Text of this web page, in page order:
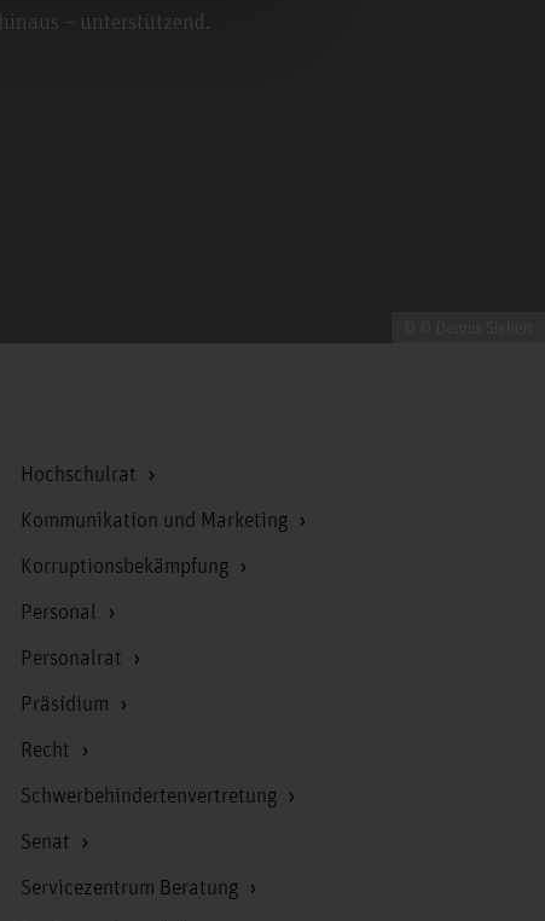
– unterstützend.
Hochschulrat
Kommunikation und Marketing
Korruptionsbekämpfung
Personal
Personalrat
Präsidium
Recht
Schwerbehindertenvertretung
Senat
Servicezentrum Beratung